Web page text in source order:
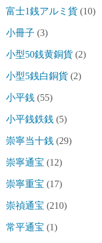
富士1銭アルミ貨 (10)
小冊子 (3)
小型50銭黄銅貨 (2)
小型5銭白銅貨 (2)
小平銭 (55)
小平銭鉄銭 (5)
崇寧当十銭 (29)
崇寧通宝 (12)
崇寧重宝 (17)
崇禎通宝 (210)
常平通宝 (1)